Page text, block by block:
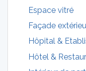
Espace vitré
Façade
Hôpital &
Hôtel &